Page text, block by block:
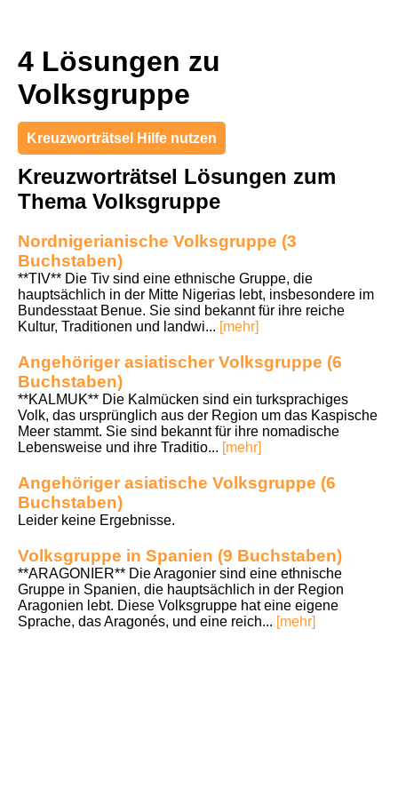
4 Lösungen zu
Volksgruppe
Kreuzworträtsel Hilfe nutzen
Kreuzworträtsel Lösungen zum
Thema Volksgruppe
Nordnigerianische Volksgruppe (3
Buchstaben)
**TIV** Die Tiv sind eine ethnische Gruppe, die
hauptsächlich in der Mitte Nigerias lebt, insbesondere im
Bundesstaat Benue. Sie sind bekannt für ihre reiche
Kultur, Traditionen und landwi... [mehr]
Angehöriger asiatischer Volksgruppe (6
Buchstaben)
**KALMUK** Die Kalmücken sind ein turksprachiges
Volk, das ursprünglich aus der Region um das Kaspische
Meer stammt. Sie sind bekannt für ihre nomadische
Lebensweise und ihre Traditio... [mehr]
Angehöriger asiatische Volksgruppe (6
Buchstaben)
Leider keine Ergebnisse.
Volksgruppe in Spanien (9 Buchstaben)
**ARAGONIER** Die Aragonier sind eine ethnische
Gruppe in Spanien, die hauptsächlich in der Region
Aragonien lebt. Diese Volksgruppe hat eine eigene
Sprache, das Aragonés, und eine reich... [mehr]